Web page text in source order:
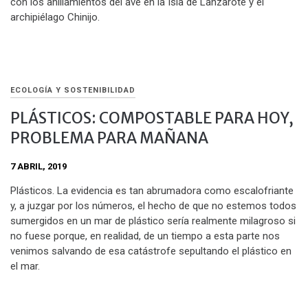
archipiélago Chinijo.
ECOLOGÍA Y SOSTENIBILIDAD
PLÁSTICOS: COMPOSTABLE PARA HOY,
PROBLEMA PARA MAÑANA
7 ABRIL, 2019
Plásticos. La evidencia es tan abrumadora como escalofriante
y, a juzgar por los números, el hecho de que no estemos todos
sumergidos en un mar de plástico sería realmente milagroso si
no fuese porque, en realidad, de un tiempo a esta parte nos
venimos salvando de esa catástrofe sepultando el plástico en
el mar.